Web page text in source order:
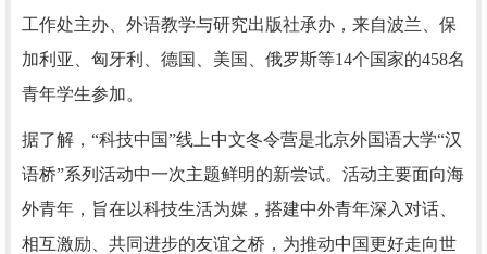
工作处主办、外语教学与研究出版社承办， 来自波兰、保
加利亚、匈牙利、德国、美国、俄罗斯等14个国家的458名
青年学生参加。
据了解，“科技中国”线上中文冬令营是北京外国语大学“汉
语桥”系列活动中一次主题鲜明的新尝试。活动主要面向海
外青年，旨在以科技生活为媒，搭建中外青年深入对话、
相互激励、共同进步的友谊之桥，为推动中国更好走向世